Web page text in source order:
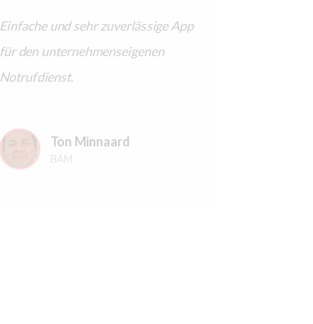
Einfache und sehr zuverlässige App
für den unternehmenseigenen
Notrufdienst.
Ton Minnaard
BAM